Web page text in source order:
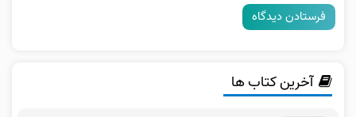
آخرین کتاب ها